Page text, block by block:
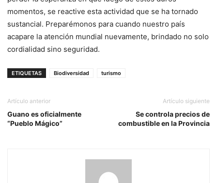
momentos, se reactive esta actividad que se ha tornado
sustancial. Preparémonos para cuando nuestro país
acapare la atención mundial nuevamente, brindado no solo
cordialidad sino seguridad.
ETIQUETAS Biodiversidad turismo
Artículo anterior
Guano es oficialmente
“Pueblo Mágico”
Artículo siguiente
Se controla precios de
combustible en la Provincia